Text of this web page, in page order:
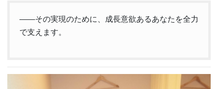
——その実現のために、成長意欲あるあなたを全力
で支えます。